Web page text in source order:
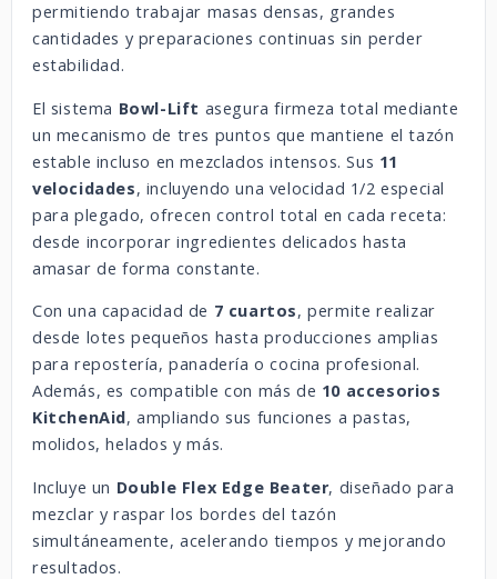
permitiendo trabajar masas densas, grandes
cantidades y preparaciones continuas sin perder
estabilidad.
El sistema Bowl-Lift asegura firmeza total mediante
un mecanismo de tres puntos que mantiene el tazón
estable incluso en mezclados intensos. Sus 11
velocidades, incluyendo una velocidad 1/2 especial
para plegado, ofrecen control total en cada receta:
desde incorporar ingredientes delicados hasta
amasar de forma constante.
Con una capacidad de 7 cuartos, permite realizar
desde lotes pequeños hasta producciones amplias
para repostería, panadería o cocina profesional.
Además, es compatible con más de 10 accesorios
KitchenAid, ampliando sus funciones a pastas,
molidos, helados y más.
Incluye un Double Flex Edge Beater, diseñado para
mezclar y raspar los bordes del tazón
simultáneamente, acelerando tiempos y mejorando
resultados.